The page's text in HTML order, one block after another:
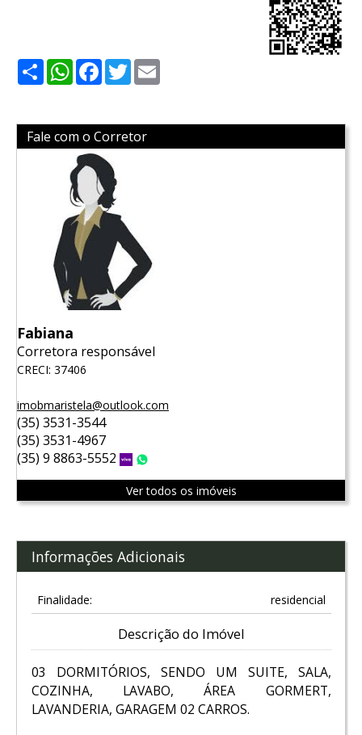
ShareWhatsApp
Facebook
Twitter
Fale com o Corretor
Fabiana
Corretora responsável
CRECI: 37406
imobmaristela@outlook.com
(35) 3531-3544
(35) 3531-4967
(35) 9 8863-5552
Vivo
Ver todos os imóveis
Informações Adicionais
Finalidade: residencial
Descrição do Imóvel
03 DORMITÓRIOS, SENDO UM SUITE, SALA,
COZINHA, LAVABO, ÁREA GORMERT,
LAVANDERIA, GARAGEM 02 CARROS.